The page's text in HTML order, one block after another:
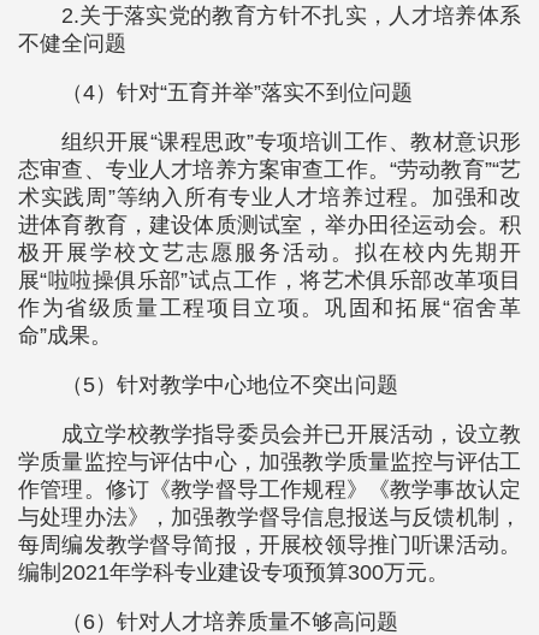
2.关于落实党的教育方针不扎实，人才培养体系
不健全问题
（4）针对“五育并举”落实不到位问题
组织开展“课程思政”专项培训工作、教材意识形
态审查、专业人才培养方案审查工作。“劳动教育”“艺
术实践周”等纳入所有专业人才培养过程。加强和改
进体育教育，建设体质测试室，举办田径运动会。积
极开展学校文艺志愿服务活动。拟在校内先期开
展“啦啦操俱乐部”试点工作，将艺术俱乐部改革项目
作为省级质量工程项目立项。巩固和拓展“宿舍革
命”成果。
（5）针对教学中心地位不突出问题
成立学校教学指导委员会并已开展活动，设立教
学质量监控与评估中心，加强教学质量监控与评估工
作管理。修订《教学督导工作规程》《教学事故认定
与处理办法》，加强教学督导信息报送与反馈机制，
每周编发教学督导简报，开展校领导推门听课活动。
编制2021年学科专业建设专项预算300万元。
（6）针对人才培养质量不够高问题